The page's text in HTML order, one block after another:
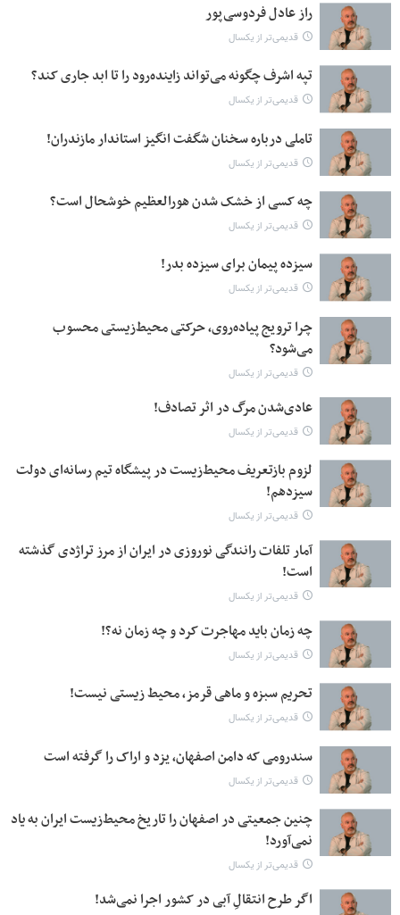
راز عادل فردوسی‌پور
قدیمی‌تر از یکسال
تپه اشرف چگونه می‌تواند زاینده‌رود را تا ابد جاری کند؟
قدیمی‌تر از یکسال
تاملی درباره سخنان شگفت انگیز استاندار مازندران!
قدیمی‌تر از یکسال
چه کسی از خشک شدن هورالعظیم خوشحال است؟
قدیمی‌تر از یکسال
سیزده پیمان برای سیزده بدر!
قدیمی‌تر از یکسال
چرا ترویج پیاده‌روی، حرکتی محیط‌زیستی محسوب
می‌شود؟
قدیمی‌تر از یکسال
عادی‌شدن مرگ در اثر تصادف!
قدیمی‌تر از یکسال
لزوم بازتعریف محیط‌زیست در پیشگاه تیم رسانه‌ای دولت
سیزدهم!
قدیمی‌تر از یکسال
آمار تلفات رانندگی نوروزی در ایران از مرز تراژدی گذشته
است!
قدیمی‌تر از یکسال
چه زمان باید مهاجرت کرد و چه زمان نه؟!
قدیمی‌تر از یکسال
تحریم سبزه و ماهی قرمز، محیط زیستی نیست!
قدیمی‌تر از یکسال
سندرومی که دامن اصفهان، یزد و اراک را گرفته است
قدیمی‌تر از یکسال
چنین جمعیتی در اصفهان را تاریخ محیط‌زیست ایران به یاد
نمی‌آورد!
قدیمی‌تر از یکسال
اگر طرح انتقالِ آبی در کشور اجرا نمی‌شد!